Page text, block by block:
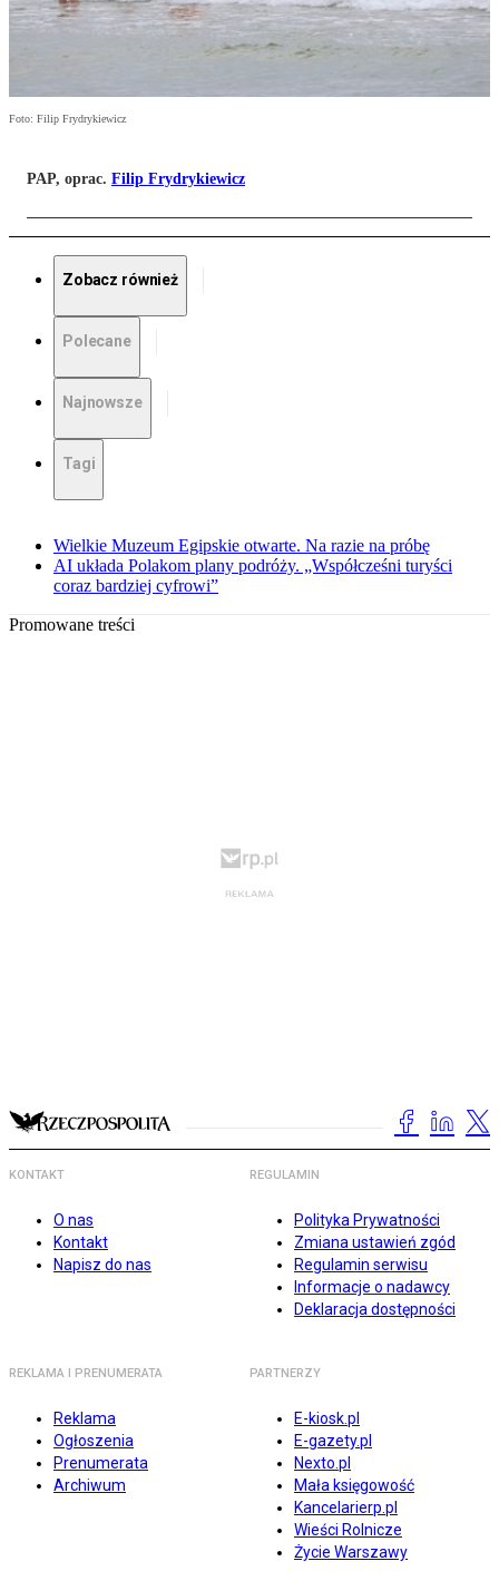
Foto: Filip Frydrykiewicz
PAP, oprac. Filip Frydrykiewicz
Zobacz również
Polecane
Najnowsze
Tagi
Wielkie Muzeum Egipskie otwarte. Na razie na próbę
AI układa Polakom plany podróży. „Współcześni turyści
coraz bardziej cyfrowi”
Promowane treści
KONTAKT
O nas
Kontakt
Napisz do nas
REGULAMIN
Polityka Prywatności
Zmiana ustawień zgód
Regulamin serwisu
Informacje o nadawcy
Deklaracja dostępności
REKLAMA I PRENUMERATA
Reklama
Ogłoszenia
Prenumerata
Archiwum
PARTNERZY
E-kiosk.pl
E-gazety.pl
Nexto.pl
Mała księgowość
Kancelarierp.pl
Wieści Rolnicze
Życie Warszawy